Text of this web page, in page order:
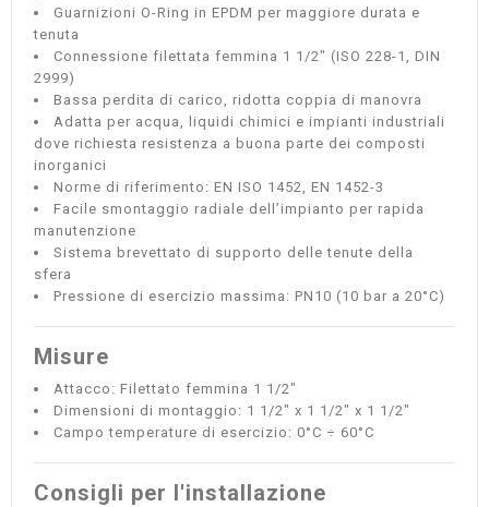
Guarnizioni O-Ring in EPDM per maggiore durata e
tenuta
Connessione filettata femmina 1 1/2" (ISO 228-1, DIN
2999)
Bassa perdita di carico, ridotta coppia di manovra
Adatta per acqua, liquidi chimici e impianti industriali
dove richiesta resistenza a buona parte dei composti
inorganici
Norme di riferimento: EN ISO 1452, EN 1452-3
Facile smontaggio radiale dell’impianto per rapida
manutenzione
Sistema brevettato di supporto delle tenute della
sfera
Pressione di esercizio massima: PN10 (10 bar a 20°C)
Misure
Attacco: Filettato femmina 1 1/2"
Dimensioni di montaggio: 1 1/2" x 1 1/2" x 1 1/2"
Campo temperature di esercizio: 0°C ÷ 60°C
Consigli per l'installazione